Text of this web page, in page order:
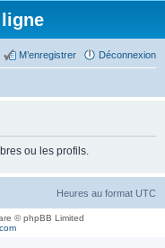
Déconnexion
M’enregistrer
ou les profils.
Heures au format UTC
© phpBB Limited